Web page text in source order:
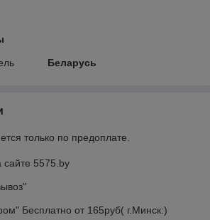
Беларусь
только по предоплате.
сайте 5575.by
Бесплатно от 165руб( г.Минск:)